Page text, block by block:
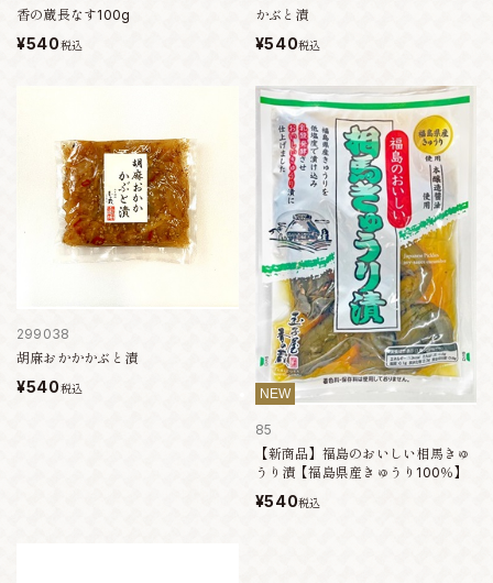
香の蔵長なす100g
¥540税込
かぶと漬
¥540税込
299038
胡麻おかかかぶと漬
¥540税込 NEW
85
【新商品】福島のおいしい相馬きゅ
うり漬【福島県産きゅうり100％】
¥540税込